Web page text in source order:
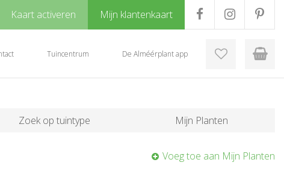
Kaart activeren Mijn klantenkaart
Tuincentrum De Alméérplant app
Zoek op tuintype Mijn Planten
Voeg toe aan Mijn Planten